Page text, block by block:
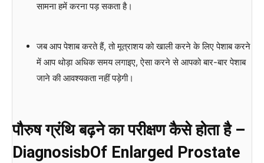
सामना हमें करना पड़ सकता है।
जब आप पेशाब करते हैं, तो मूत्राशय को खाली करने के लिए पेशाब करने
में आप थोड़ा अधिक समय लगाइए, ऐसा करने से आपको बार-बार पेशाब
जाने की आवश्यकता नहीं पड़ेगी।
पौरुष ग्रंथि बढ़ने का परीक्षण कैसे होता है –
DiagnosisbOf Enlarged Prostate